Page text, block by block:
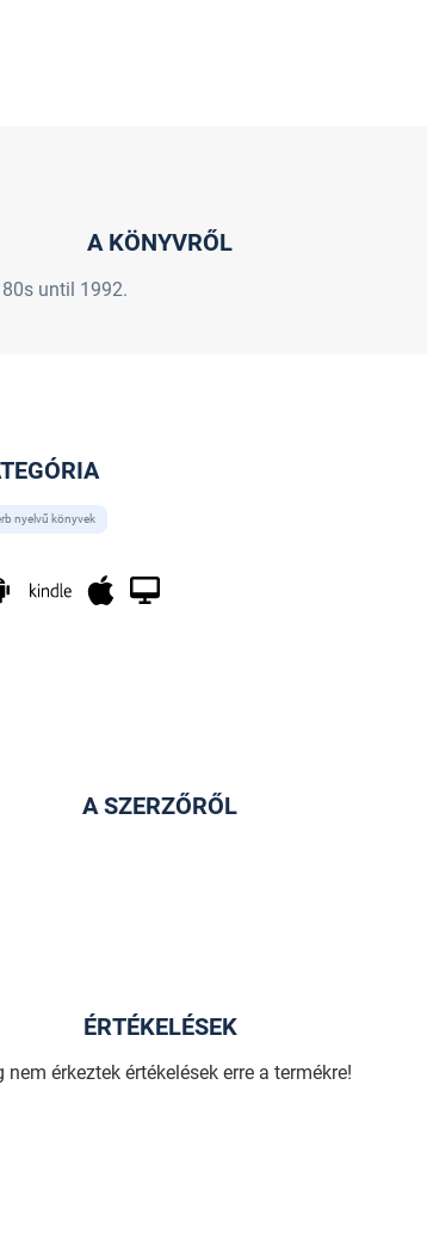
A KÖNYVRŐL
until 1992.
nyelvű könyvek
A SZERZŐRŐL
ÉRTÉKELÉSEK
nem érkeztek értékelések erre a termékre!